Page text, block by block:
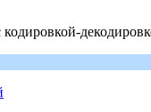
кодировкой-